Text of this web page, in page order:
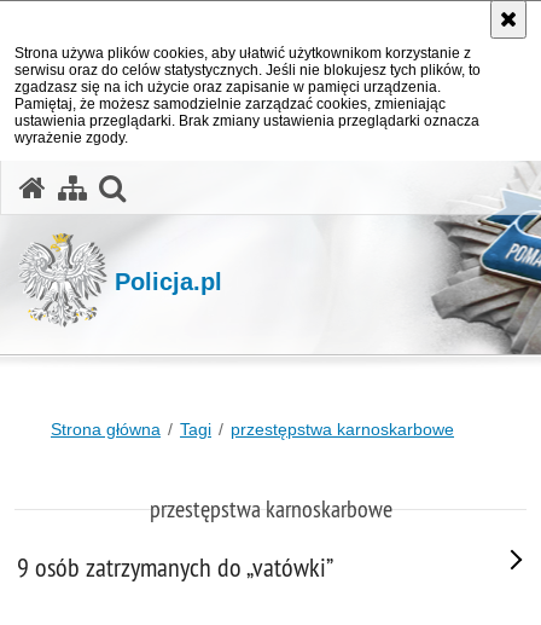
Strona używa plików cookies, aby ułatwić użytkownikom korzystanie z
serwisu oraz do celów statystycznych. Jeśli nie blokujesz tych plików, to
zgadzasz się na ich użycie oraz zapisanie w pamięci urządzenia.
Pamiętaj, że możesz samodzielnie zarządzać cookies, zmieniając
ustawienia przeglądarki. Brak zmiany ustawienia przeglądarki oznacza
wyrażenie zgody.
Policja.pl
Strona główna Tagi przestępstwa karnoskarbowe
przestępstwa karnoskarbowe
9 osób zatrzymanych do „vatówki”